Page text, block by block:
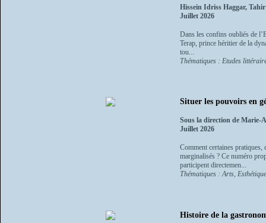
Hissein Idriss Haggar,
Juillet 2026
Dans les confins oubliés de
Terap, prince héritier de la
tou...
Thématiques : Etudes
Situer les pouvoirs en
Sous la direction de Marie-
Juillet 2026
Comment certaines
marginalisés ? Ce numéro
participent directemen...
Thématiques : Arts,
Histoire de la